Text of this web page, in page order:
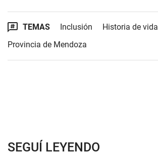
TEMAS Inclusión
Historia de vida
Provincia de Mendoza
SEGUÍ LEYENDO